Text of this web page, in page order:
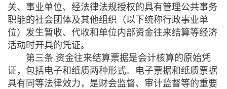
关、事业单位、经法律法规授权的具有管理公共事务
职能的社会团体及其他组织（以下统称行政事业单
位）发生暂收、代收和单位内部资金往来结算等经济
活动时开具的凭证。
第三条 资金往来结算票据是会计核算的原始凭
证，包括电子和纸质两种形式。电子票据和纸质票据
具有同等法律效力，是财会监督、审计监督等的重要